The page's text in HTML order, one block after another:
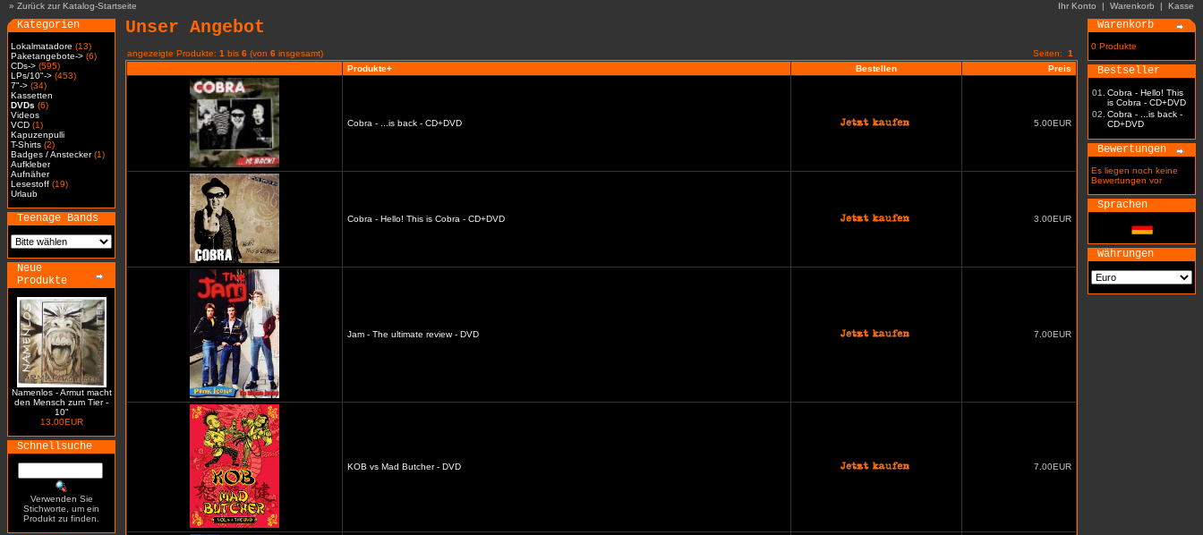
» Zurück zur Katalog-Startseite Ihr Konto | Warenkorb | Kasse
Kategorien
Lokalmatadore (13)
Paketangebote-> (6)
CDs-> (595)
LPs/10"-> (453)
7"-> (34)
Kassetten
DVDs (6)
Videos
VCD (1)
Kapuzenpulli
T-Shirts (2)
Badges / Anstecker(1)
Aufkleber
Aufnäher
Lesestoff (19)
Urlaub
Teenage Bands
Neue
Produkte
Namenlos - Armut macht
den Mensch zum Tier -
10"
13.00EUR
Schnellsuche
Verwenden Sie
Stichworte, um ein
Produkt zu finden.
Unser Angebot
angezeigte Produkte: 1 bis 6 (von 6 insgesamt) Seiten: 1
Produkte+
Bestellen Preis
Cobra - ...is back - CD+DVD 5.00EUR
Cobra - Hello! This is Cobra - CD+DVD 3.00EUR
Jam - The ultimate review - DVD 7.00EUR
KOB vs Mad Butcher - DVD 7.00EUR
Warenkorb
0 Produkte
Bestseller
01.
Cobra - Hello! This
is Cobra - CD+DVD
02. Cobra - ...is back -
CD+DVD
Bewertungen
Es liegen noch keine
Bewertungen vor
Sprachen
Währungen